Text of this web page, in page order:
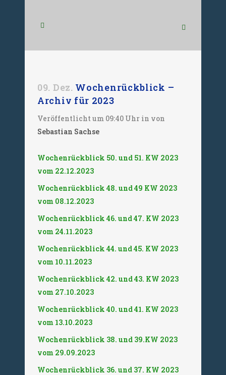
09. Dez. Wochenrückblick –
Archiv für 2023
Veröffentlicht um 09:40 Uhr in von
Sebastian Sachse
Wochenrückblick 50. und 51. KW 2023
vom 22.12.2023
Wochenrückblick 48. und 49 KW 2023
vom 08.12.2023
Wochenrückblick 46. und 47. KW 2023
vom 24.11.2023
Wochenrückblick 44. und 45. KW 2023
vom 10.11.2023
Wochenrückblick 42. und 43. KW 2023
vom 27.10.2023
Wochenrückblick 40. und 41. KW 2023
vom 13.10.2023
Wochenrückblick 38. und 39.KW 2023
vom 29.09.2023
Wochenrückblick 36. und 37. KW 2023